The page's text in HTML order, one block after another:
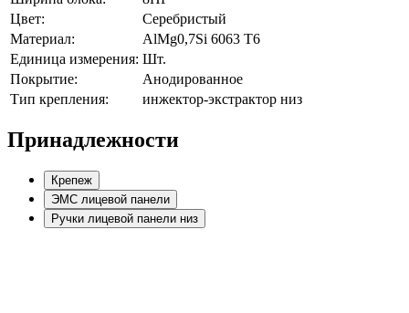
Цвет:
Серебристый
Материал:
AlMg0,7Si 6063 Т6
Единица измерения: Шт.
Покрытие:
Анодированное
Тип крепления:
инжектор-экстрактор низ
Принадлежности
Крепеж
ЭМС лицевой панели
Ручки лицевой панели низ